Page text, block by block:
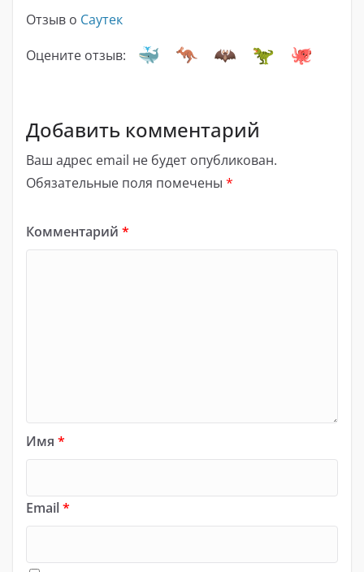
Отзыв о Саутек
Оцените отзыв:
Добавить комментарий
Ваш адрес email не будет опубликован.
Обязательные поля помечены *
Комментарий *
Имя *
Email*